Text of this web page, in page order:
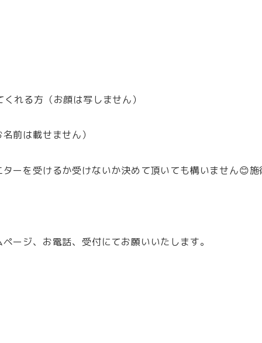
れる方（お顔は写しません）
前は載せません）
ーを受けるか受けないか決めて頂いても構いません😊施
ージ、お電話、受付にてお願いいたします。